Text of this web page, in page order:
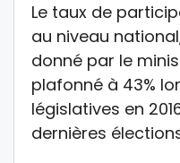
Le taux de
au niveau
donné par le
plafonné à 43%
législatives en
dernières